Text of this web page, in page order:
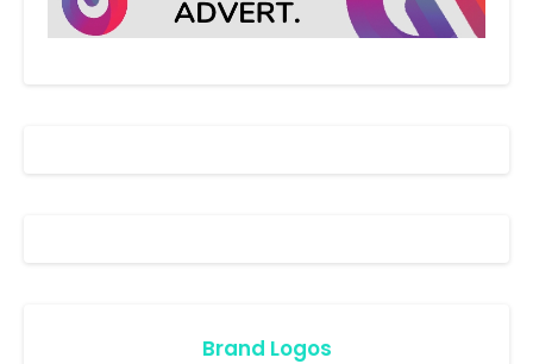
Brand Logos